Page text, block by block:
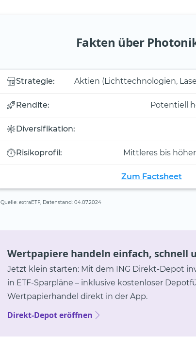
Fakten über
Strategie: Aktien (Lichttechnologien,
Rendite: Potentiell
Diversifikation:
Risikoprofil: Mittleres bis
Zum Factsheet
Quelle: extraETF, Datenstand: 04.07.2024
Wertpapiere handeln einfach, schnell
Jetzt klein starten: Mit dem ING Direkt-Depot
in ETF-Sparpläne – inklusive kostenloser
Wertpapierhandel direkt in der App.
Direkt-Depot eröffnen